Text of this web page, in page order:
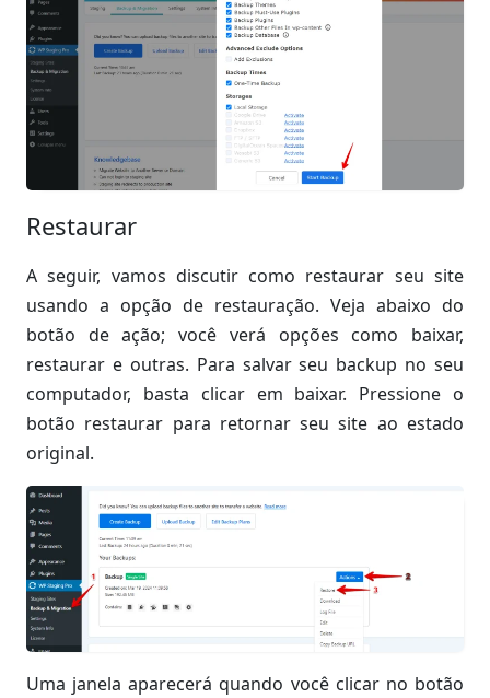
Restaurar
A seguir, vamos discutir como restaurar seu site
usando a opção de restauração. Veja abaixo do
botão de ação; você verá opções como baixar,
restaurar e outras. Para salvar seu backup no seu
computador, basta clicar em baixar. Pressione o
botão restaurar para retornar seu site ao estado
original.
Uma janela aparecerá quando você clicar no botão